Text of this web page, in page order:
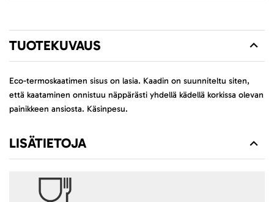
TUOTEKUVAUS
Eco-termoskaatimen sisus on lasia. Kaadin on suunniteltu siten,
että kaataminen onnistuu näppärästi yhdellä kädellä korkissa olevan
painikkeen ansiosta. Käsinpesu.
LISÄTIETOJA